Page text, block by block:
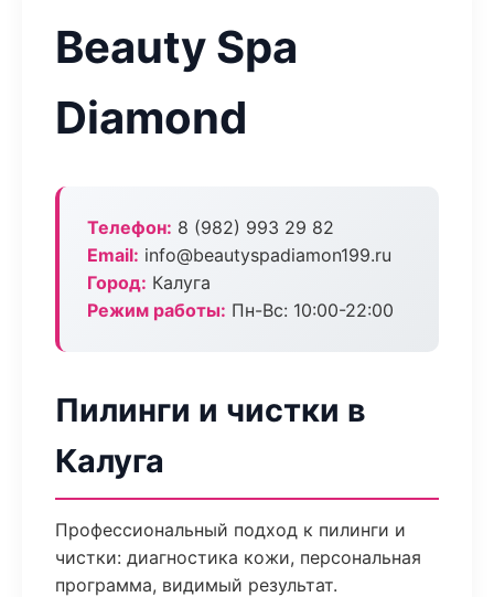
Beauty Spa
Diamond
Телефон: 8 (982) 993 29 82
Email: info@beautyspadiamon199.ru
Город: Калуга
Режим работы: Пн-Вс: 10:00-22:00
Пилинги и чистки в
Калуга
Профессиональный подход к пилинги и
чистки: диагностика кожи, персональная
программа, видимый результат.